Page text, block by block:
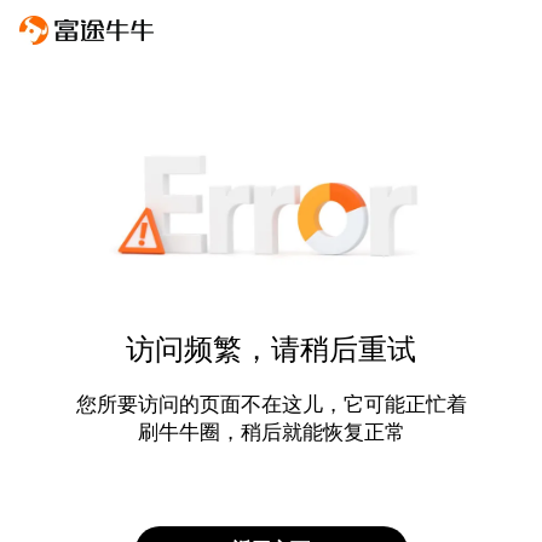
访问频繁，请稍后重试
您所要访问的页面不在这儿，它可能正忙着
刷牛牛圈，稍后就能恢复正常